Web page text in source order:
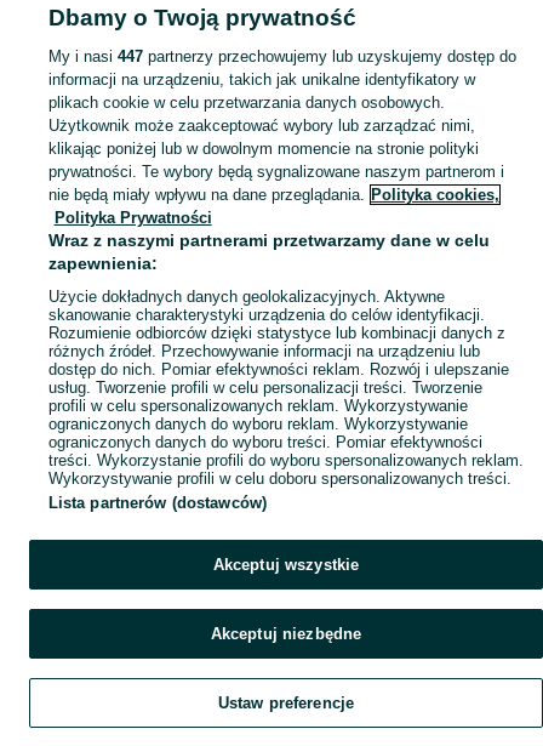
KATEGORIA
Szeroki wybór czółenek damskich Skarżysko-Kamienna ▶️ skórzane, na obcasie, szpiczaste i okrągłe ✅ Nowe i używane w dobrych cenach ✌ Sprawdź oferty na OLX.pl! Zobacz
Mapa kategorii
Mapa miejscowości
Mapa ministron
Szukaj Obserwujesz Dodaj Czat Konto
Dbamy o Twoją prywatność
My i nasi 447partnerzy przechowujemy lub uzyskujemy dostęp do
informacji na urządzeniu, takich jak unikalne identyfikatory w
plikach cookie w celu przetwarzania danych osobowych.
Użytkownik może zaakceptować wybory lub zarządzać nimi,
klikając poniżej lub w dowolnym momencie na stronie polityki
prywatności. Te wybory będą sygnalizowane naszym partnerom i
nie będą miały wpływu na dane przeglądania. Polityka cookies,
Polityka Prywatności
Wraz z naszymi partnerami przetwarzamy dane w celu
zapewnienia:
Użycie dokładnych danych geolokalizacyjnych. Aktywne
skanowanie charakterystyki urządzenia do celów identyfikacji.
Rozumienie odbiorców dzięki statystyce lub kombinacji danych z
różnych źródeł. Przechowywanie informacji na urządzeniu lub
dostęp do nich. Pomiar efektywności reklam. Rozwój i ulepszanie
usług. Tworzenie profili w celu personalizacji treści. Tworzenie
profili w celu spersonalizowanych reklam. Wykorzystywanie
ograniczonych danych do wyboru reklam. Wykorzystywanie
ograniczonych danych do wyboru treści. Pomiar efektywności
treści. Wykorzystanie profili do wyboru spersonalizowanych reklam.
Wykorzystywanie profili w celu doboru spersonalizowanych treści.
Lista partnerów (dostawców)
Akceptuj wszystkie
Akceptuj niezbędne
Ustaw preferencje